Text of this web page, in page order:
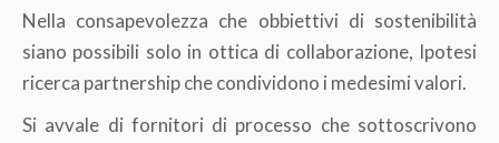
Nella consapevolezza che obbiettivi di sostenibilità
siano possibili solo in ottica di collaborazione, Ipotesi
ricerca partnership che condividono i medesimi valori.
Si avvale di fornitori di processo che sottoscrivono